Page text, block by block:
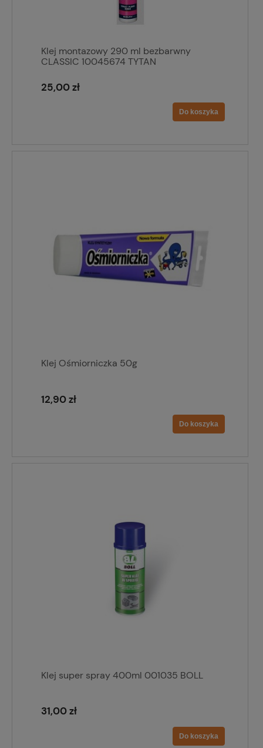
Klej montazowy 290 ml bezbarwny
CLASSIC 10045674 TYTAN
25,00 zł
Do koszyka
Klej Ośmiorniczka 50g
12,90 zł
Do koszyka
Klej super spray 400ml 001035 BOLL
31,00 zł
Do koszyka